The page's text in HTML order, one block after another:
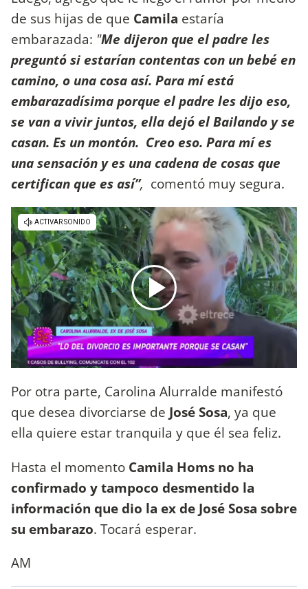
de sus hijas de que Camila estaría
embarazada: "Me dijeron que el padre les
preguntó si estarían contentas con un bebé en
camino, o una cosa así. Para mí está
embarazadísima porque el padre les dijo eso,
se van a vivir juntos, ella dejó el Bailando y se
casan. Es un montón. Creo eso. Para mí es
una sensación y es una cadena de cosas que
certifican que es así”, comentó muy segura.
Por otra parte, Carolina Alurralde manifestó
que desea divorciarse de José Sosa, ya que
ella quiere estar tranquila y que él sea feliz.
Hasta el momento Camila Homs no ha
confirmado y tampoco desmentido la
información que dio la ex de José Sosa sobre
su embarazo. Tocará esperar.
AM